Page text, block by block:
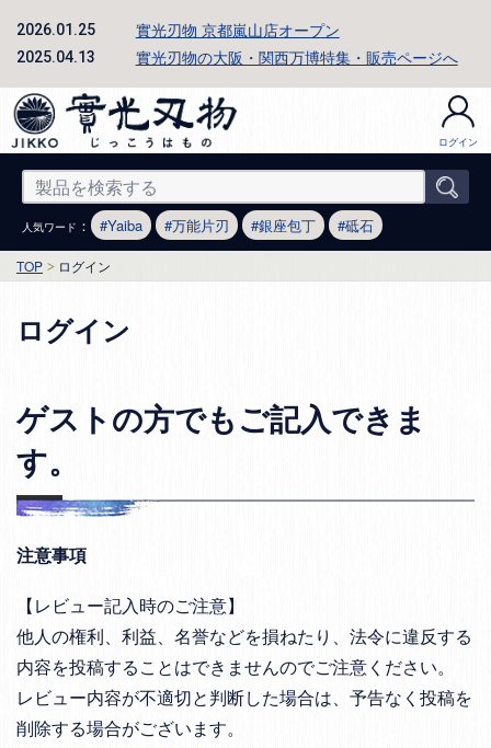
2026.01.25 實光刃物 京都嵐山店オープン
2025.04.13 實光刃物の大阪・関西万博特集・販売ページへ
ログイン
人気ワード ： Yaiba 万能片刃 銀座包丁 砥石
TOP ログイン
ログイン
ゲストの方でもご記入できま
す。
注意事項
【レビュー記入時のご注意】
他人の権利、利益、名誉などを損ねたり、法令に違反する
内容を投稿することはできませんのでご注意ください。
レビュー内容が不適切と判断した場合は、予告なく投稿を
削除する場合がございます。